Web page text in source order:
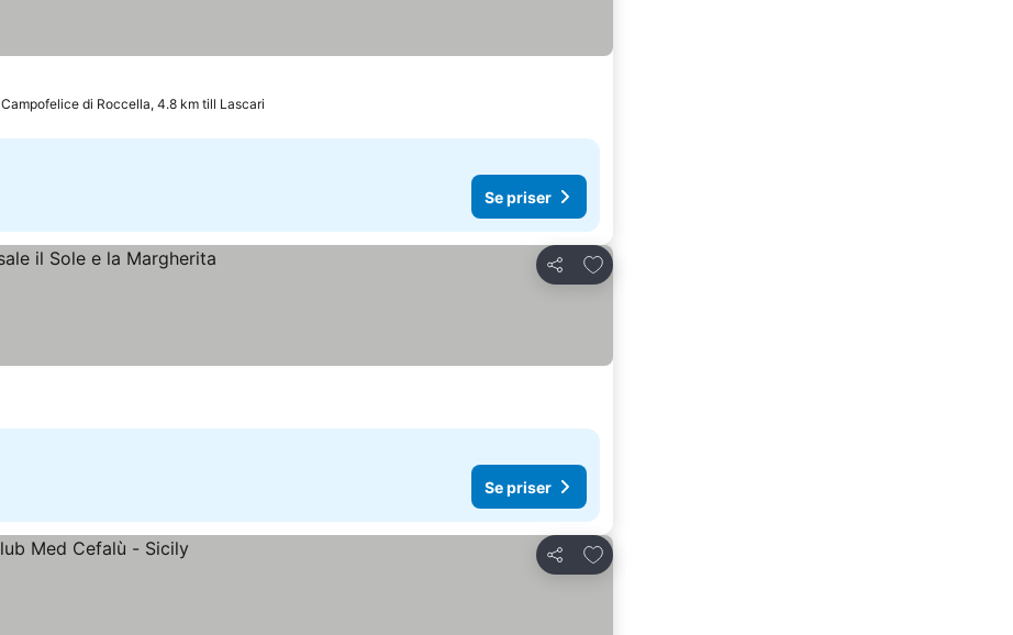
Campofelice di Roccella, 4.8 km till Lascari
Se priser
Dela
Lägg till i Mina Favoriter
Se priser
Dela
Lägg till i Mina Favoriter